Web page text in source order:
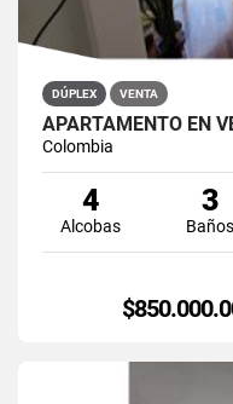
DÚPLEX VENTA
APARTAMENTO EN
Colombia
4
Alcobas
3
Baños